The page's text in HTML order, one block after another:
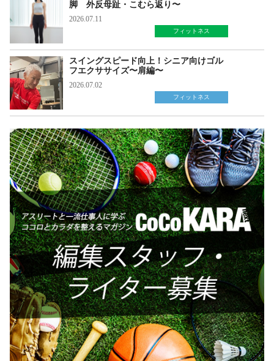
脚 外反母趾・こむら返り〜
2026.07.11
フィットネス
スイングスピード向上！シニア向けゴル
フエクササイズ〜肩編〜
2026.07.02
フィットネス